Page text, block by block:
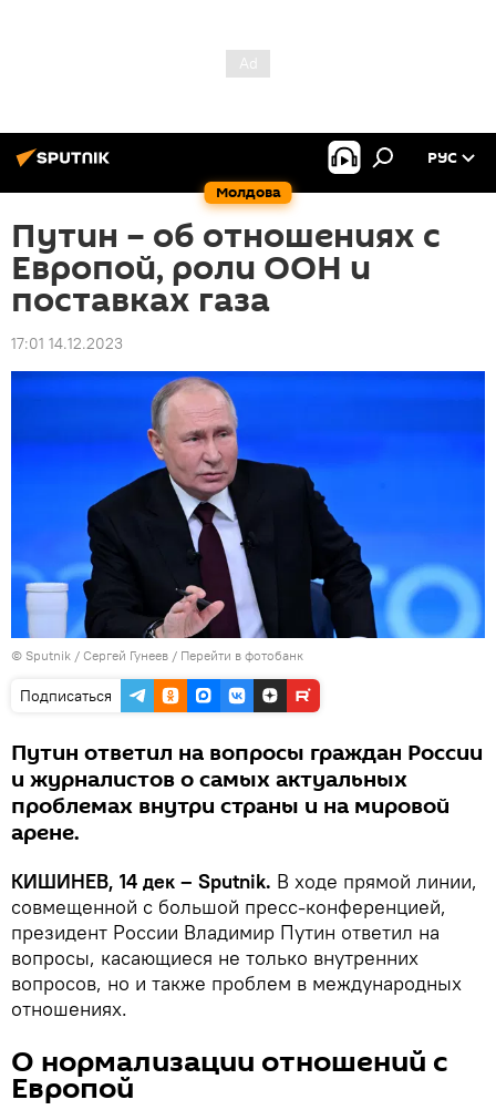
Молдова
РУС
Путин – об отношениях с
Европой, роли ООН и
поставках газа
17:01 14.12.2023
© Sputnik / Сергей Гунеев / Перейти в фотобанк
Подписаться
Путин ответил на вопросы граждан России
и журналистов о самых актуальных
проблемах внутри страны и на мировой
арене.
КИШИНЕВ, 14 дек – Sputnik. В ходе прямой линии,
совмещенной с большой пресс-конференцией,
президент России Владимир Путин ответил на
вопросы, касающиеся не только внутренних
вопросов, но и также проблем в международных
отношениях.
О нормализации отношений с
Европой